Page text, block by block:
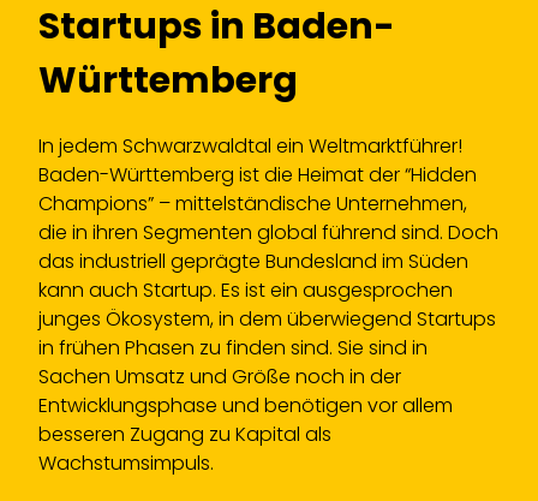
Startups in Baden-
Württemberg
In jedem Schwarzwaldtal ein Weltmarktführer!
Baden-Württemberg ist die Heimat der “Hidden
Champions” – mittelständische Unternehmen,
die in ihren Segmenten global führend sind. Doch
das industriell geprägte Bundesland im Süden
kann auch Startup. Es ist ein ausgesprochen
junges Ökosystem, in dem überwiegend Startups
in frühen Phasen zu finden sind. Sie sind in
Sachen Umsatz und Größe noch in der
Entwicklungsphase und benötigen vor allem
besseren Zugang zu Kapital als
Wachstumsimpuls.